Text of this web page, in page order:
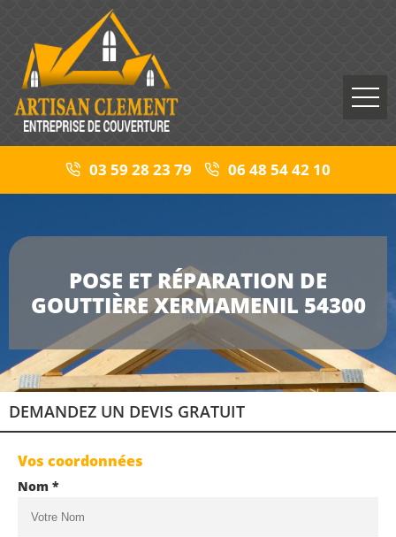
03 59 28 23 79 06 48 54 42 10
POSE ET RÉPARATION DE
GOUTTIÈRE XERMAMENIL 54300
DEMANDEZ UN DEVIS GRATUIT
Vos coordonnées
Nom *